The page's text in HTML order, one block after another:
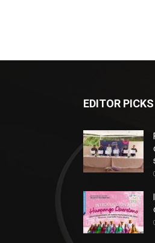
EDITOR PICKS